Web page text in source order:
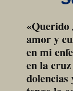
«Querido
amor y
en mi
en la
dolencias